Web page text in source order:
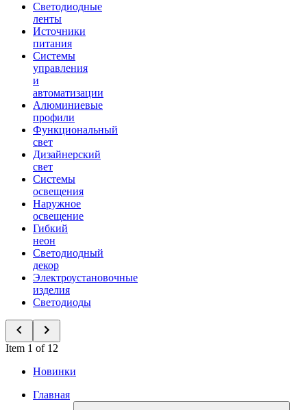
Светодиодные
ленты
Источники
питания
Системы
управления
и
автоматизации
Алюминиевые
профили
Функциональный
свет
Дизайнерский
свет
Системы
освещения
Наружное
освещение
Гибкий
неон
Светодиодный
декор
Электроустановочные
изделия
Светодиоды
Item 1 of 12
Новинки
Главная